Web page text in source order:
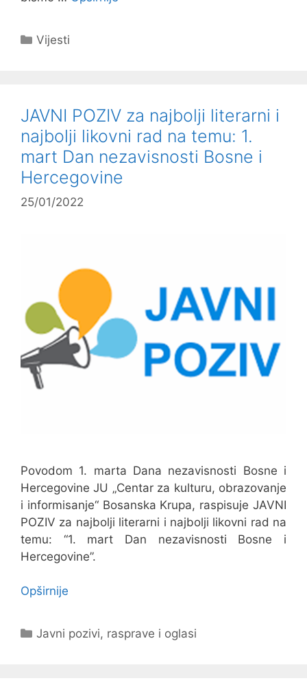
Kategorije
Vijesti
JAVNI POZIV za najbolji literarni i
najbolji likovni rad na temu: 1.
mart Dan nezavisnosti Bosne i
Hercegovine
25/01/2022
Povodom 1. marta Dana nezavisnosti Bosne i
Hercegovine JU „Centar za kulturu, obrazovanje
i informisanje“ Bosanska Krupa, raspisuje JAVNI
POZIV za najbolji literarni i najbolji likovni rad na
temu: “1. mart Dan nezavisnosti Bosne i
Hercegovine”.
Opširnije
Kategorije
Javni pozivi, rasprave i oglasi